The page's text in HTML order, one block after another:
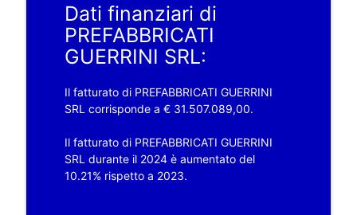
Dati finanziari di
PREFABBRICATI
GUERRINI SRL:
Il fatturato di PREFABBRICATI GUERRINI
SRL corrisponde a € 31.507.089,00.
Il fatturato di PREFABBRICATI GUERRINI
SRL durante il 2024 è aumentato del
10.21% rispetto a 2023.